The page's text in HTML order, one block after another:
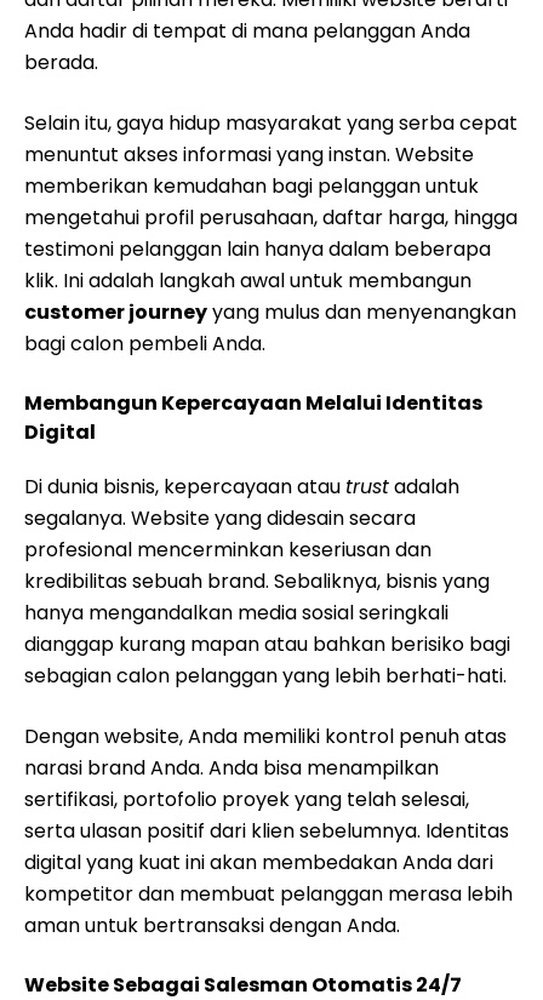
Anda hadir di tempat di mana pelanggan Anda
berada.
Selain itu, gaya hidup masyarakat yang serba cepat
menuntut akses informasi yang instan. Website
memberikan kemudahan bagi pelanggan untuk
mengetahui profil perusahaan, daftar harga, hingga
testimoni pelanggan lain hanya dalam beberapa
klik. Ini adalah langkah awal untuk membangun
customer journeyyang mulus dan menyenangkan
bagi calon pembeli Anda.
Membangun Kepercayaan Melalui Identitas
Digital
Di dunia bisnis, kepercayaan atau trustadalah
segalanya. Website yang didesain secara
profesional mencerminkan keseriusan dan
kredibilitas sebuah brand. Sebaliknya, bisnis yang
hanya mengandalkan media sosial seringkali
dianggap kurang mapan atau bahkan berisiko bagi
sebagian calon pelanggan yang lebih berhati-hati.
Dengan website, Anda memiliki kontrol penuh atas
narasi brand Anda. Anda bisa menampilkan
sertifikasi, portofolio proyek yang telah selesai,
serta ulasan positif dari klien sebelumnya. Identitas
digital yang kuat ini akan membedakan Anda dari
kompetitor dan membuat pelanggan merasa lebih
aman untuk bertransaksi dengan Anda.
Website Sebagai Salesman Otomatis 24/7